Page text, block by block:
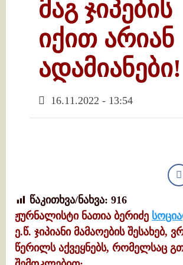
მაგ ჯიპების
იქით არიან
ადამიანები!
16.11.2022 - 13:54
წაკითხვა/ნახვა: 916
ჟურნალისტი ნათია ბერიძე
ე.წ. ჯიპიანი მამაოების შესახებ,
წერილს აქვეყნებს, რომელსაც